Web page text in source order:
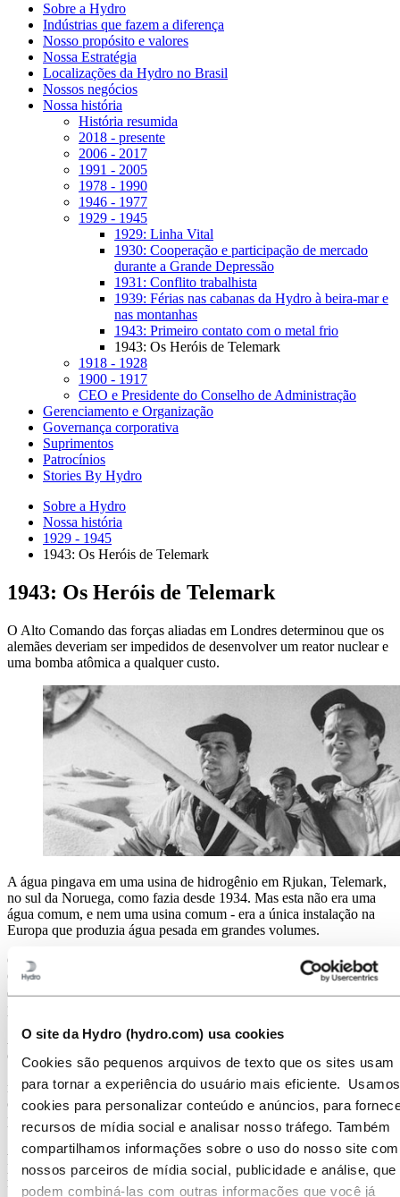
O site da Hydro (hydro.com) usa cookies
Cookies são pequenos arquivos de texto que os sites usam
para tornar a experiência do usuário mais eficiente. Usamos
cookies para personalizar conteúdo e anúncios, para
recursos de mídia social e analisar nosso tráfego. Também
compartilhamos informações sobre o uso do nosso site com
nossos parceiros de mídia social, publicidade e análise, que
podem combiná-las com outras informações que você já
Sobre a Hydro
Indústrias que fazem a diferença
Nosso propósito e valores
Nossa Estratégia
Localizações da Hydro no Brasil
Nossos negócios
Nossa história
História resumida
2018 - presente
2006 - 2017
1991 - 2005
1978 - 1990
1946 - 1977
1929 - 1945
1929: Linha Vital
1930: Cooperação e participação de mercado
durante a Grande Depressão
1931: Conflito trabalhista
1939: Férias nas cabanas da Hydro à beira-mar e
nas montanhas
1943: Primeiro contato com o metal frio
1943: Os Heróis de Telemark
1918 - 1928
1900 - 1917
CEO e Presidente do Conselho de Administração
Gerenciamento e Organização
Governança corporativa
Suprimentos
Patrocínios
Stories By Hydro
Sobre a Hydro
Nossa história
1929 - 1945
1943: Os Heróis de Telemark
1943: Os Heróis de Telemark
O Alto Comando das forças aliadas em Londres determinou que os
alemães deveriam ser impedidos de desenvolver um reator nuclear e
uma bomba atômica a qualquer custo.
A água pingava em uma usina de hidrogênio em Rjukan, Telemark,
no sul da Noruega, como fazia desde 1934. Mas esta não era uma
água comum, e nem uma usina comum - era a única instalação na
Europa que produzia água pesada em grandes volumes.
Os alemães mantinham a usina sob forte guarda durante a Segunda
Guerra Mundial - por um bom motivo. Os barris de água pesada que
eram retirados eram enviados para a Alemanha, onde eram usados
para controlar a fissão nuclear.
Após a ocupação da Noruega na primavera de 1940, ficou claro que
os alemães estavam interessados em água pesada. No início de
1942, a produção em novas instalações em Rjukan, baseadas em um
método alemão, aumentou para 100 quilos por mês. Pouco depois,
os alemães anunciaram que queriam aumentar ainda mais a
produção.
A situação escalou ao ponto em que a alta administração da Hydro
protestou e o diretor executivo da empresa, Bjarne Eriksen, foi preso
no início de 1943 e enviado para um campo de concentração na